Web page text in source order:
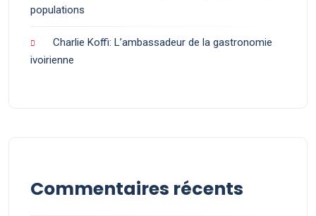
populations
Charlie Koffi: L’ambassadeur de la gastronomie
ivoirienne
Commentaires récents